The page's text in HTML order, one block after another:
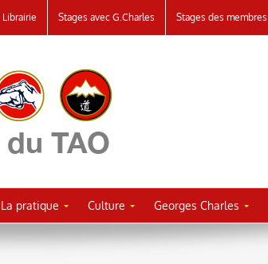
Librairie Stages avec G.Charles Stages des membres
La pratique Culture Georges Charles